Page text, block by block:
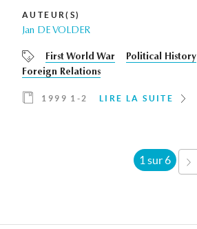
AUTEUR(S)
Jan DE VOLDER
First World War
Political History
Foreign Relations
1999 1-2 LIRE LA SUITE
1 sur 6